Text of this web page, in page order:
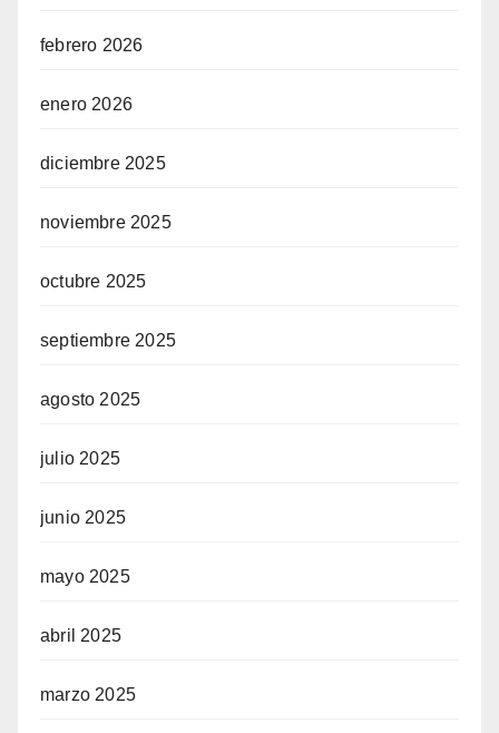
febrero 2026
enero 2026
diciembre 2025
noviembre 2025
octubre 2025
septiembre 2025
agosto 2025
julio 2025
junio 2025
mayo 2025
abril 2025
marzo 2025